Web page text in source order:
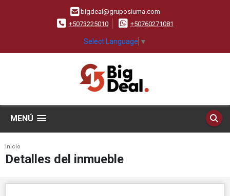
bigdeal@gruposiuma.com
+5073225010
+50760271081
Select Language ▼
MENÚ
Inicio
Detalles del inmueble